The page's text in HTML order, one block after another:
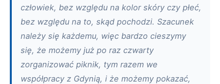
człowiek, bez względu na kolor skóry czy płeć,
bez względu na to, skąd pochodzi. Szacunek
należy się każdemu, więc bardzo cieszymy
się, że możemy już po raz czwarty
zorganizować piknik, tym razem we
współpracy z Gdynią, i że możemy pokazać,